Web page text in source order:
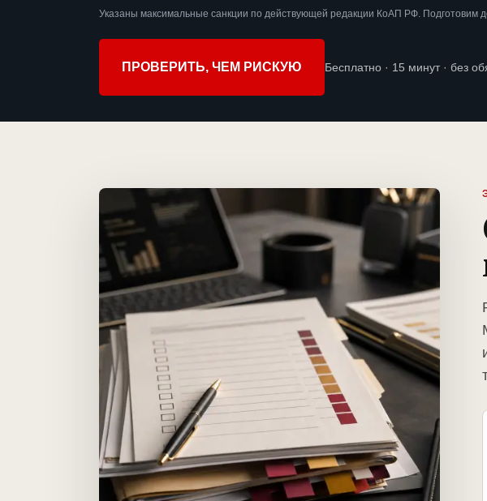
Указаны максимальные санкции по действующей редакции КоАП РФ.
ПРОВЕРИТЬ, ЧЕМ РИСКУЮ Бесплатно · 15 минут · без